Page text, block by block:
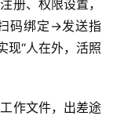
册、权限设置，
码绑定→发送指
现“人在外，活照
作文件，出差途